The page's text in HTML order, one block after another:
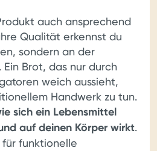
auch ansprechend
Qualität erkennst du
sondern an der
Ein Brot, das nur durch
weich aussieht,
Handwerk zu tun.
sich ein Lebensmittel
auf deinen Körper wirkt.
funktionelle